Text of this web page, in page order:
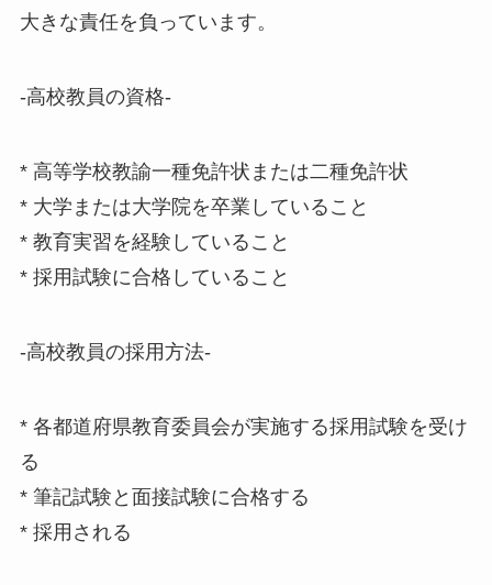
大きな責任を負っています。
-高校教員の資格-
* 高等学校教諭一種免許状または二種免許状
* 大学または大学院を卒業していること
* 教育実習を経験していること
* 採用試験に合格していること
-高校教員の採用方法-
* 各都道府県教育委員会が実施する採用試験を受け
る
* 筆記試験と面接試験に合格する
* 採用される